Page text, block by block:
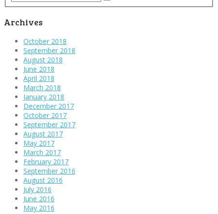
Archives
October 2018
September 2018
August 2018
June 2018
April 2018
March 2018
January 2018
December 2017
October 2017
September 2017
August 2017
May 2017
March 2017
February 2017
September 2016
August 2016
July 2016
June 2016
May 2016